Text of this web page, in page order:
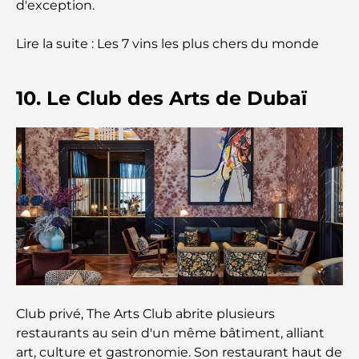
guide ultime
norme pour la vie intégrée à Dubaï
Maisons conformes au Vastu : Guide pratique pour
créer équilibre et harmonie
Les meilleures entreprises d'aménagement
paysager à Dubaï : Transformer vos espaces
extérieurs
Les meilleures entreprises de déménagement à
Dubaï : un guide complet
Palm Jebel Ali contre Palm Jumeirah : une
comparaison claire pour les acheteurs immobiliers
avisés
d'exception.
Lire la suite : Les 7 vins les plus chers du monde
10. Le Club des Arts de Dubaï
Club privé, The Arts Club abrite plusieurs
restaurants au sein d'un même bâtiment, alliant
art, culture et gastronomie. Son restaurant haut de